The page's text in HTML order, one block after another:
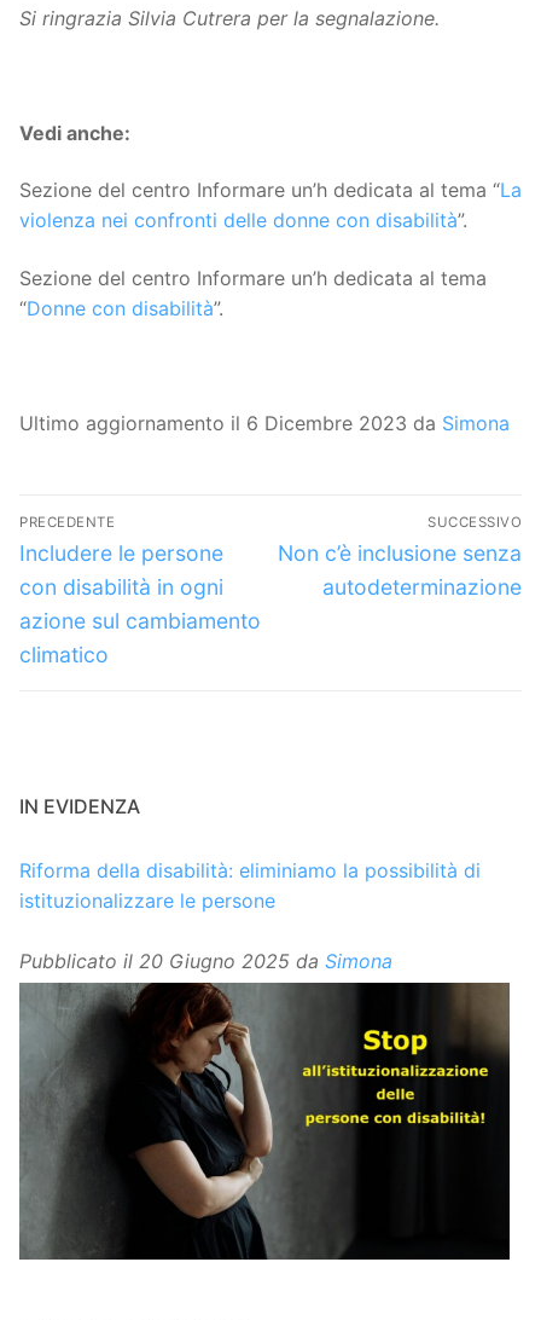
Si ringrazia Silvia Cutrera per la segnalazione.
Vedi anche:
Sezione del centro Informare un’h dedicata al tema “La
violenza nei confronti delle donne con disabilità”.
Sezione del centro Informare un’h dedicata al tema
“Donne con disabilità”.
Ultimo aggiornamento il 6 Dicembre 2023 da Simona
Navigazione
articoli
PRECEDENTE
Articolo
precedente:
Includere le persone
con disabilità in ogni
azione sul cambiamento
climatico
SUCCESSIVO
Articolo
successivo:
Non c’è inclusione senza
autodeterminazione
IN EVIDENZA
Riforma della disabilità: eliminiamo la possibilità di
istituzionalizzare le persone
Pubblicato il 20 Giugno 2025 da Simona